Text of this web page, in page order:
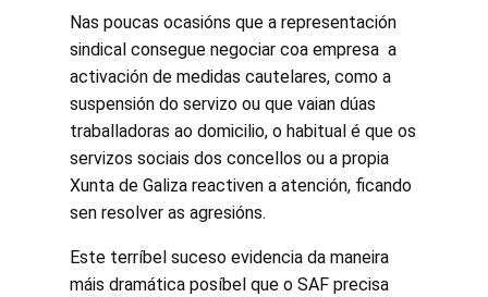
Nas poucas ocasións que a representación
sindical consegue negociar coa empresa a
activación de medidas cautelares, como a
suspensión do servizo ou que vaian dúas
traballadoras ao domicilio, o habitual é que os
servizos sociais dos concellos ou a propia
Xunta de Galiza reactiven a atención, ficando
sen resolver as agresións.
Este terríbel suceso evidencia da maneira
máis dramática posíbel que o SAF precisa